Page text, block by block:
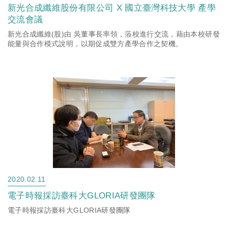
新光合成纖維股份有限公司 X 國立臺灣科技大學 產學
交流會議
新光合成纖維(股)由 吳董事長率領，蒞校進行交流，藉由本校研發
能量與合作模式說明，以期促成雙方產學合作之契機。
2020.02.11
電子時報採訪臺科大GLORIA研發團隊
電子時報採訪臺科大GLORIA研發團隊